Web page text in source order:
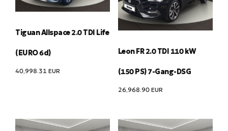
Tiguan Allspace 2.0 TDI Life
(EURO 6d)
40,998.31 EUR
Leon FR 2.0 TDI 110 kW
(150 PS) 7-Gang-DSG
26,968.90 EUR